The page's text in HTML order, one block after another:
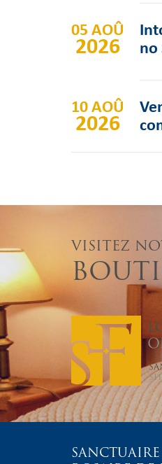
05 AOÛ
2026
no
10 AOÛ
2026
VISITEZ